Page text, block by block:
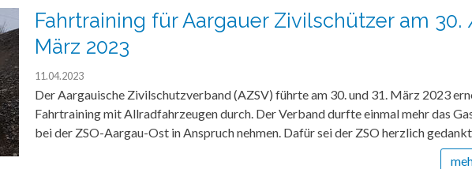
Fahrtraining für Aargauer Zivilschützer am 30.
März 2023
11.04.2023
Der Aargauische Zivilschutzverband (AZSV) führte am 30. und 31. März 2023
Fahrtraining mit Allradfahrzeugen durch. Der Verband durfte einmal mehr das
bei der ZSO-Aargau-Ost in Anspruch nehmen. Dafür sei der ZSO herzlich gedankt.